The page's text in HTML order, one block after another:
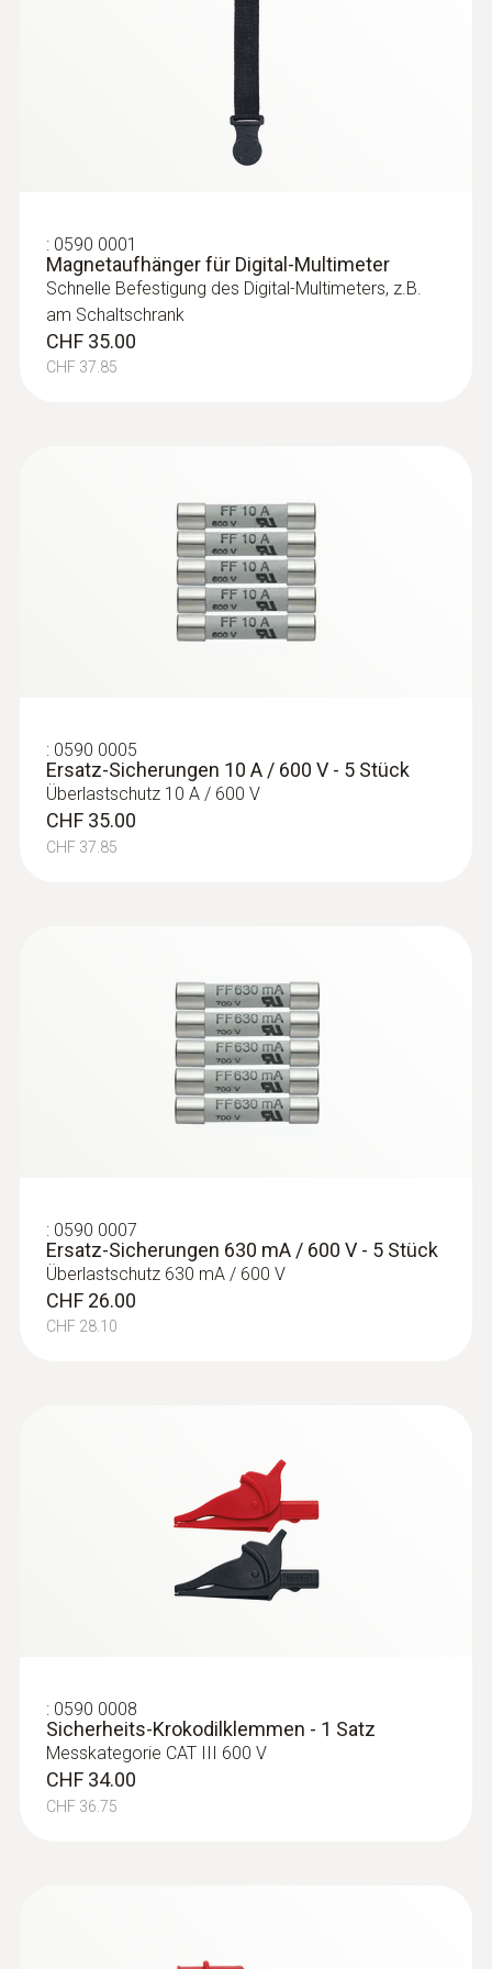
: 0590 0001
Magnetaufhänger für Digital-Multimeter
Schnelle Befestigung des Digital-Multimeters, z.B.
am Schaltschrank
CHF 35.00
CHF 37.85
: 0590 0005
Ersatz-Sicherungen 10 A / 600 V - 5 Stück
Überlastschutz 10 A / 600 V
CHF 35.00
CHF 37.85
: 0590 0007
Ersatz-Sicherungen 630 mA / 600 V - 5 Stück
Überlastschutz 630 mA / 600 V
CHF 26.00
CHF 28.10
: 0590 0008
Sicherheits-Krokodilklemmen - 1 Satz
Messkategorie CAT III 600 V
CHF 34.00
CHF 36.75